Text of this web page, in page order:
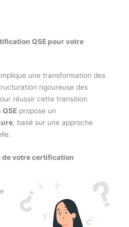
QSE pour votre
implique une transformation des
rigoureuse des
réussir cette transition
propose un
, basé sur une approche
de votre certification